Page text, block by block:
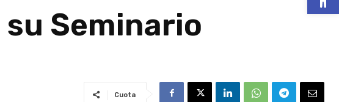
Seminario
Cuota